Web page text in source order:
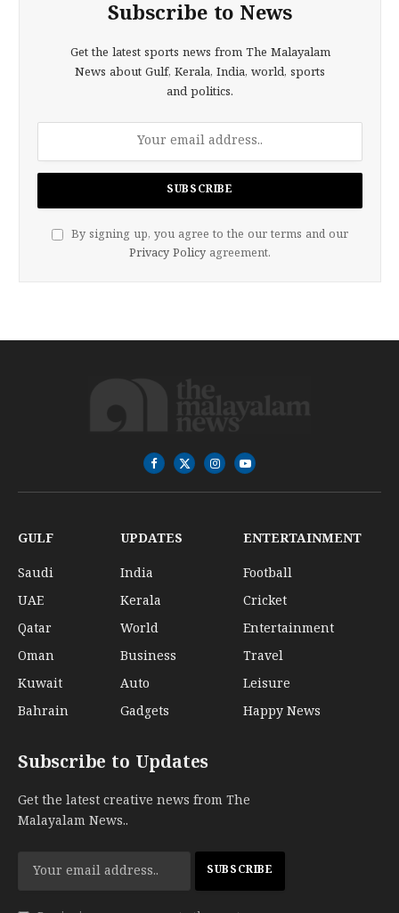
Subscribe to News
Get the latest sports news from The Malayalam
News about Gulf, Kerala, India, world, sports
and politics.
By signing up, you agree to the our terms and our
Privacy Policy agreement.
Facebook
X
(Twitter)
InstagramYouTube
GULF
Saudi
UAE
Qatar
Oman
Kuwait
Bahrain
UPDATES
India
Kerala
World
Business
Auto
Gadgets
ENTERTAINMENT
Football
Cricket
Entertainment
Travel
Leisure
Happy News
Subscribe to Updates
Get the latest creative news from The
Malayalam News..